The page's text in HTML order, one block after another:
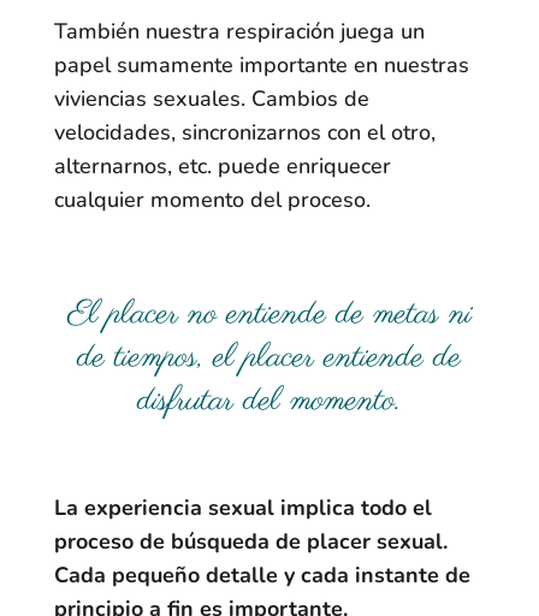
También nuestra respiración juega un
papel sumamente importante en nuestras
viviencias sexuales. Cambios de
velocidades, sincronizarnos con el otro,
alternarnos, etc. puede enriquecer
cualquier momento del proceso.
El placer no entiende de metas ni
de tiempos, el placer entiende de
disfrutar del momento.
La experiencia sexual implica todo el
proceso de búsqueda de placer sexual.
Cada pequeño detalle y cada instante de
principio a fin es importante.